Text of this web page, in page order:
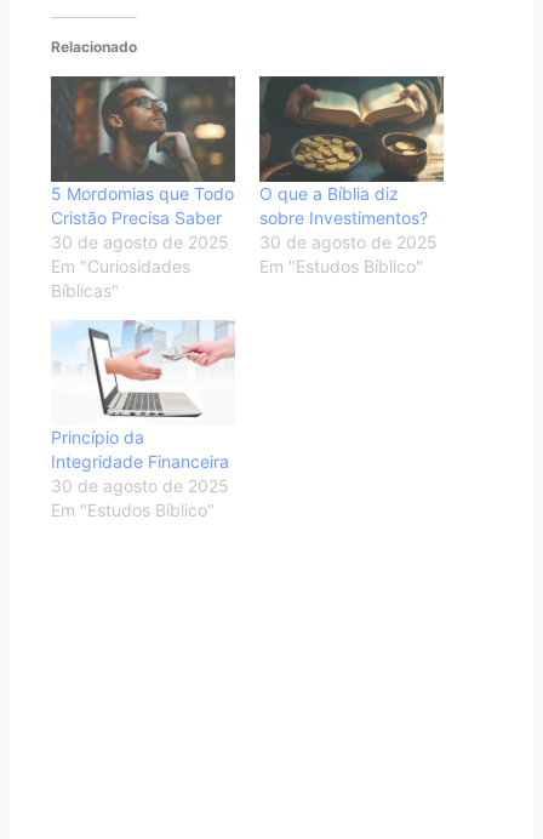
Relacionado
5 Mordomias que Todo
Cristão Precisa Saber
30 de agosto de 2025
Em "Curiosidades
Bíblicas"
O que a Bíblia diz
sobre Investimentos?
30 de agosto de 2025
Em "Estudos Bíblico"
Princípio da
Integridade Financeira
30 de agosto de 2025
Em "Estudos Bíblico"